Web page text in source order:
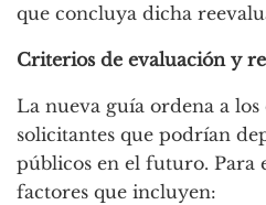
que concluya dicha
Criterios de evaluación y
La nueva guía ordena a los
solicitantes que podrían
públicos en el futuro. Para
factores que incluyen: